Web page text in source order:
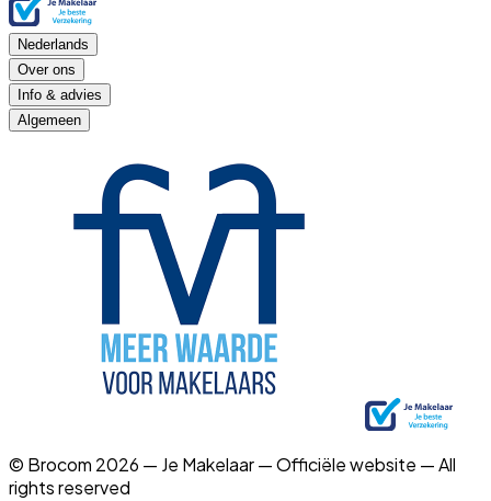
Nederlands
Over ons
Info & advies
Algemeen
© Brocom 2026 — Je Makelaar — Officiële website — All
rights reserved